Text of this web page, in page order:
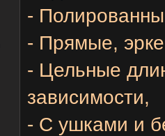
-
- Прямые,
- Цельные
зависимости,
- С ушками и